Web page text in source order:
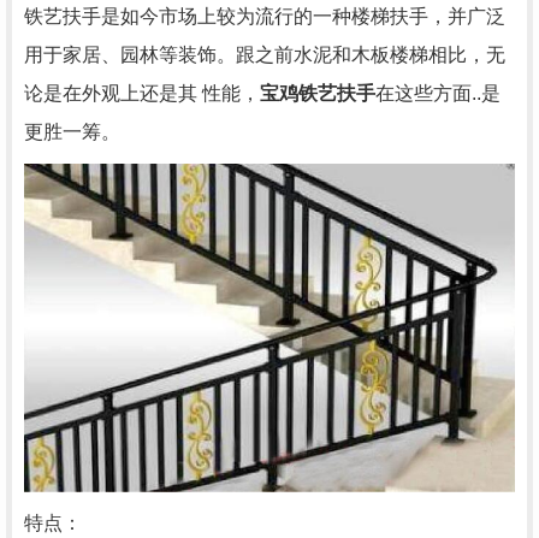
铁艺扶手是如今市场上较为流行的一种楼梯扶手，并广泛
用于家居、园林等装饰。跟之前水泥和木板楼梯相比，无
论是在外观上还是其 性能， 宝鸡铁艺扶手在这些方面..是
更胜一筹。
特点：